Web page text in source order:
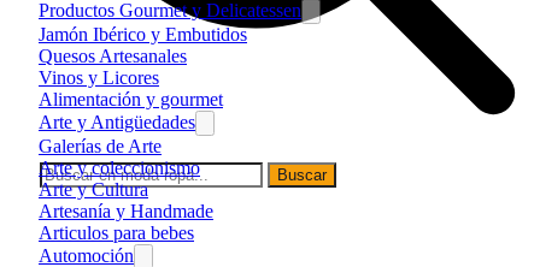
Buscar
Productos Gourmet y Delicatessen
Jamón Ibérico y Embutidos
Quesos Artesanales
Vinos y Licores
Alimentación y gourmet
Arte y Antigüedades
Galerías de Arte
Arte y coleccionismo
Arte y Cultura
Artesanía y Handmade
Articulos para bebes
Automoción